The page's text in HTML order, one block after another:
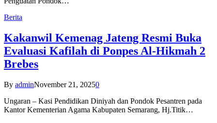
Berita
Kakanwil Kemenag Jateng Resmi Buka
Evaluasi Kafilah di Ponpes Al-Hikmah 2
Brebes
By adminNovember 21, 20250
Ungaran – Kasi Pendidikan Diniyah dan Pondok Pesantren pada
Kantor Kementerian Agama Kabupaten Semarang, Hj.Titik…